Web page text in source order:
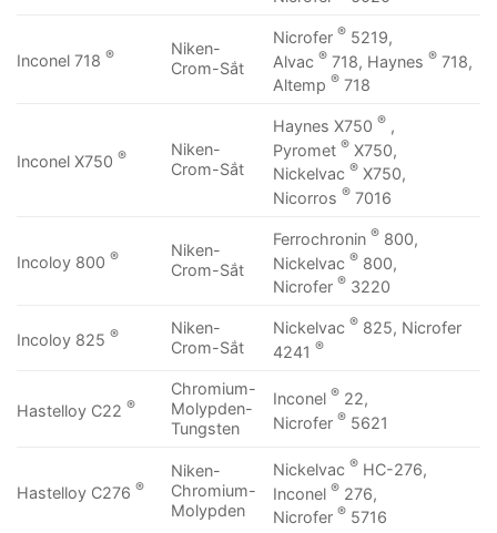
Inconel 718 ®
Niken-
Crom-Sắt
Nicrofer® 5219,
Alvac® 718, Haynes® 718,
Altemp® 718
Inconel X750 ®
Niken-
Crom-Sắt
Haynes X750® ,
Pyromet® X750,
Nickelvac® X750,
Nicorros® 7016
Incoloy 800 ®
Niken-
Crom-Sắt
Ferrochronin® 800,
Nickelvac® 800,
Nicrofer® 3220
Incoloy 825 ®
Niken-
Crom-Sắt
Nickelvac® 825, Nicrofer
4241®
Hastelloy C22 ®
Chromium-
Molypden-
Tungsten
Inconel® 22,
Nicrofer® 5621
Hastelloy C276 ®
Niken-
Chromium-
Molypden
Nickelvac® HC-276,
Inconel® 276,
Nicrofer® 5716